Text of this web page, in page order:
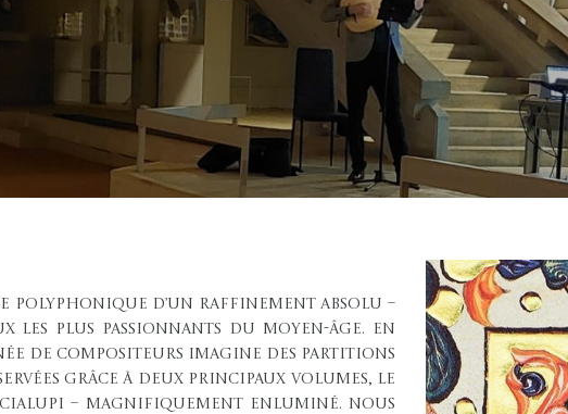
polyphonique d’un raffinement absolu –
les plus passionnants du Moyen-Âge. En
de compositeurs imagine des partitions
grâce à deux principaux volumes, le
– magnifiquement enluminé. Nous